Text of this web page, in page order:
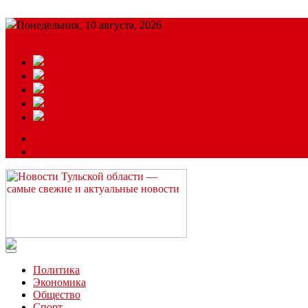
Понедельник, 10 августа, 2026
Читайте последние новости дня в Тульской области на сайте
Политика
Экономика
Общество